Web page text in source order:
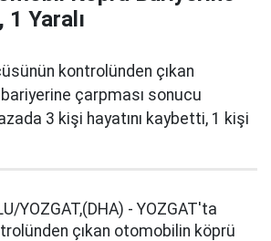
1 Yaralı
kontrolünden çıkan
çarpması sonucu
3 kişi hayatını kaybetti, 1 kişi
YOZGAT,(DHA) - YOZGAT'ta
çıkan otomobilin köprü